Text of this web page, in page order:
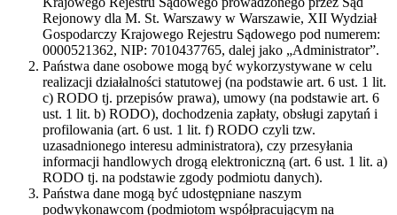
Rejonowy dla M. St. Warszawy w Warszawie, XII Wydział
Gospodarczy Krajowego Rejestru Sądowego pod numerem:
0000521362, NIP: 7010437765, dalej jako „Administrator”.
Państwa dane osobowe mogą być wykorzystywane w celu
realizacji działalności statutowej (na podstawie art. 6 ust. 1 lit.
c) RODO tj. przepisów prawa), umowy (na podstawie art. 6
ust. 1 lit. b) RODO), dochodzenia zapłaty, obsługi zapytań i
profilowania (art. 6 ust. 1 lit. f) RODO czyli tzw.
uzasadnionego interesu administratora), czy przesyłania
informacji handlowych drogą elektroniczną (art. 6 ust. 1 lit. a)
RODO tj. na podstawie zgody podmiotu danych).
Państwa dane mogą być udostępniane naszym
podwykonawcom (podmiotom współpracującym na